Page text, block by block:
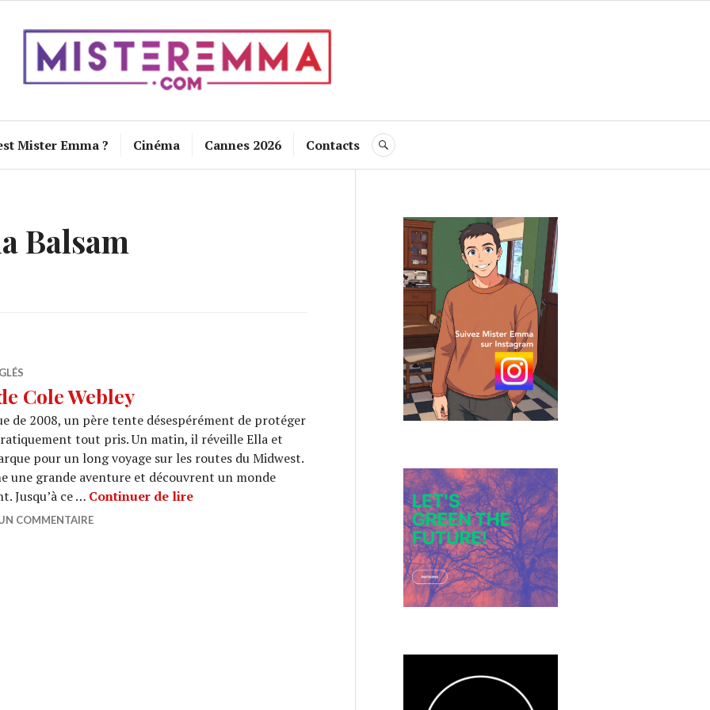
Mister Emma ? Cinéma Cannes 2026 Contacts RECHERCHE
Balsam
Cole Webley
de 2008, un père tente désespérément de protéger
tout pris. Un matin, il réveille Ella et
pour un long voyage sur les routes du Midwest.
une grande aventure et découvrent un monde
Jusqu’à ce … Continuer de lireCINEMA : « Omaha » de Cole Webley
COMMENTAIRE